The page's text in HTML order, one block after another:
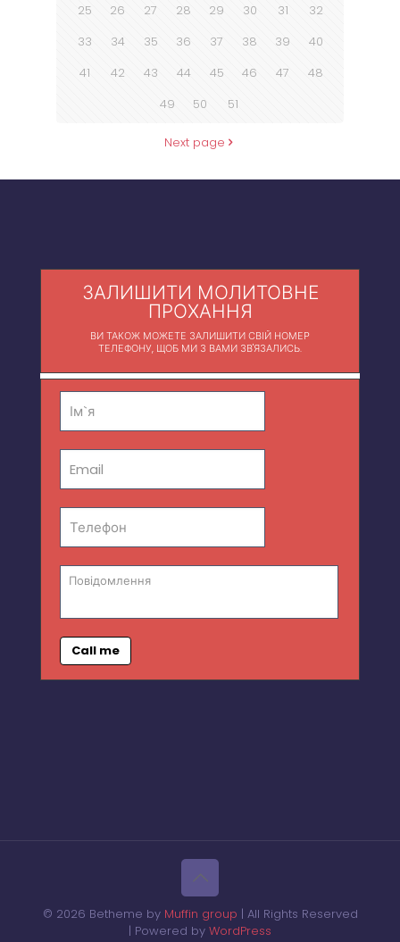
25
26 27 28 29 30 31
32
33
34 35 36 37 38 39
40
41
42 43 44 45 46 47
48
49
50 51
Next page
ЗАЛИШИТИ МОЛИТОВНЕ
ПРОХАННЯ
ВИ ТАКОЖ МОЖЕТЕ ЗАЛИШИТИ СВІЙ НОМЕР
ТЕЛЕФОНУ, ЩОБ МИ З ВАМИ ЗВ'ЯЗАЛИСЬ.
Call me
© 2026 Betheme by Muffin group | All Rights Reserved
| Powered by WordPress